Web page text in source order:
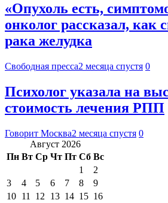
«Опухоль есть,
онколог рассказал, как
рака желудка
Свободная пресса2 месяца спустя 0
Психолог указала на
стоимость лечения РПП
Говорит Москва2 месяца спустя 0
Август 2026
Пн Вт Ср Чт Пт Сб Вс
1
2
3
4 5 6 7 8
9
10 11 12 13 14 15 16